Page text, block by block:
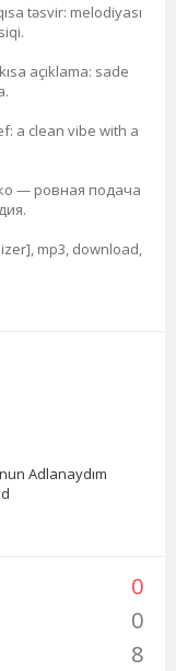
təsvir: melodiyası
açıklama: sade
a clean vibe with a
— ровная подача
mp3, download,
Adlanaydım
0
0
8